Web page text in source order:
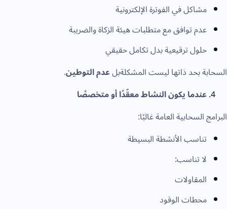
مشاكل في الفوترة الإلكترونية
عدم توافق مع متطلبات هيئة الزكاة والضريبة
حلول ترقيعية بدل تكامل حقيقي
بحد ذاتها ليست المشكلةبلعدم التوطين.
عندما يكون النشاط معقّدًا أو متخصصًا
السحابية العامة غالبًا:
تناسب الأنشطة البسيطة
لا تناسب:
المقاولات
محطات الوقود